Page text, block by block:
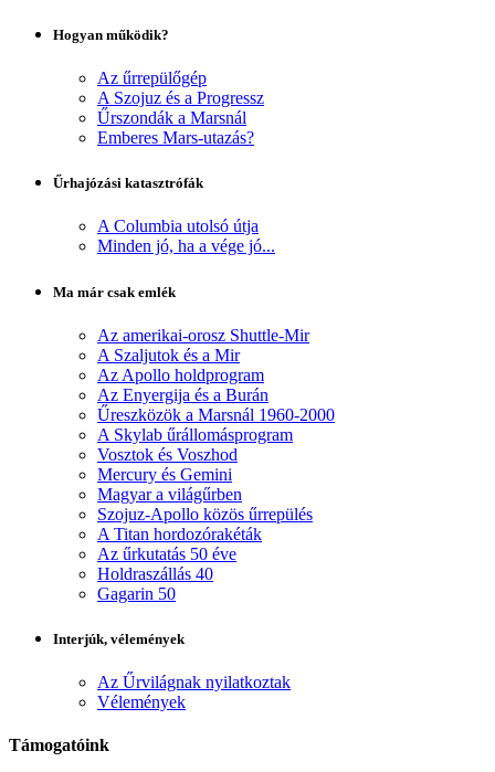
Hogyan működik?
Az űrrepülőgép
A Szojuz és a Progressz
Űrszondák a Marsnál
Emberes Mars-utazás?
Űrhajózási katasztrófák
A Columbia utolsó útja
Minden jó, ha a vége jó...
Ma már csak emlék
Az amerikai-orosz Shuttle-Mir
A Szaljutok és a Mir
Az Apollo holdprogram
Az Enyergija és a Burán
Űreszközök a Marsnál 1960-2000
A Skylab űrállomásprogram
Vosztok és Voszhod
Mercury és Gemini
Magyar a világűrben
Szojuz-Apollo közös űrrepülés
A Titan hordozórakéták
Az űrkutatás 50 éve
Holdraszállás 40
Gagarin 50
Interjúk, vélemények
Az Űrvilágnak nyilatkoztak
Vélemények
Támogatóink